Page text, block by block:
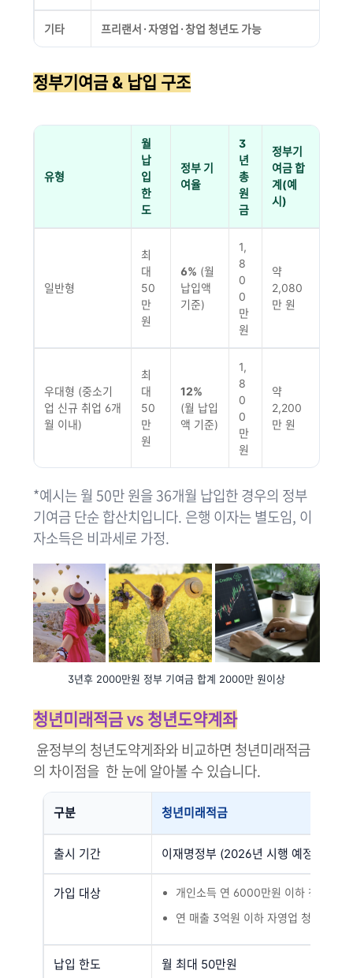
기타 프리랜서·자영업·창업 청년도 가능
정부기여금 & 납입 구조
유형
월
납
입
한
도
정부 기
여율
3
년
총
원
금
정부기
여금 합
계(예
시)
일반형
최
대
50
만
원
6% (월
납입액
기준)
1,
8
0
0
만
원
약
2,080
만 원
우대형 (중소기
업 신규 취업 6개
월 이내)
최
대
50
만
원
12%
(월 납입
액 기준)
1,
8
0
0
만
원
약
2,200
만 원
*예시는 월 50만 원을 36개월 납입한 경우의 정부
기여금 단순 합산치입니다. 은행 이자는 별도임, 이
자소득은 비과세로 가정.
3년후 2000만원 정부 기여금 합계 2000만 원이상
청년미래적금 vs 청년도약계좌
윤정부의 청년도약게좌와 비교하면 청년미래적금
의 차이점을 한 눈에 알아볼 수 있습니다.
구분 청년미래적금
출시 기간 이재명정부 (2026년 시행 예정)
가입 대상
개인소득 연 6000만원 이하 청년
연 매출 3억원 이하 자영업 청년
납입 한도 월 최대 50만원